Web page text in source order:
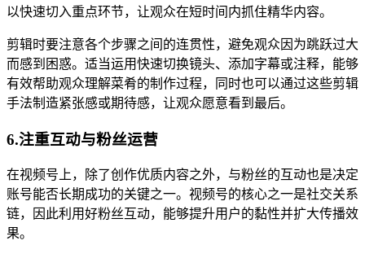
以快速切入重点环节，让观众在短时间内抓住精华内容。
剪辑时要注意各个步骤之间的连贯性，避免观众因为跳跃过大
而感到困惑。适当运用快速切换镜头、添加字幕或注释，能够
有效帮助观众理解菜肴的制作过程，同时也可以通过这些剪辑
手法制造紧张感或期待感，让观众愿意看到最后。
6.注重互动与粉丝运营
在视频号上，除了创作优质内容之外，与粉丝的互动也是决定
账号能否长期成功的关键之一。视频号的核心之一是社交关系
链，因此利用好粉丝互动，能够提升用户的黏性并扩大传播效
果。